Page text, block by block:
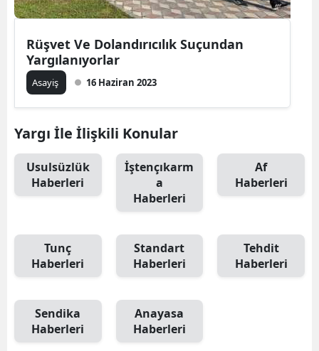
Rüşvet Ve Dolandırıcılık Suçundan
Yargılanıyorlar
Asayiş 16 Haziran 2023
Yargı İle İlişkili Konular
Usulsüzlük
Haberleri
İştençıkarm
a
Haberleri
Af
Haberleri
Tunç
Haberleri
Standart
Haberleri
Tehdit
Haberleri
Sendika
Haberleri
Anayasa
Haberleri